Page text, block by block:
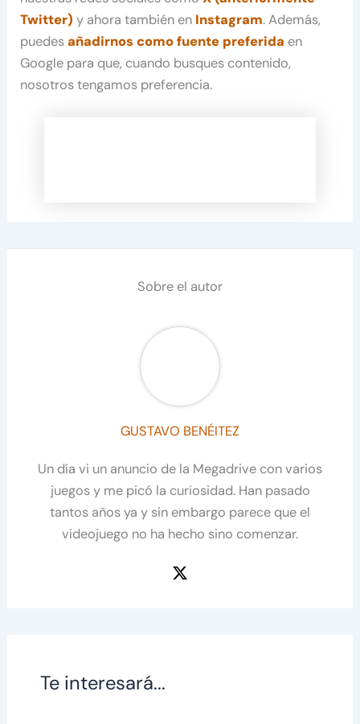
Twitter) y ahora también en Instagram. Además,
puedesañadirnos como fuente preferida en
Google para que, cuando busques contenido,
nosotros tengamos preferencia.
Sobre el autor
GUSTAVO BENÉITEZ
Un día vi un anuncio de la Megadrive con varios
juegos y me picó la curiosidad. Han pasado
tantos años ya y sin embargo parece que el
videojuego no ha hecho sino comenzar.
Te interesará...